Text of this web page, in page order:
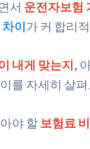
서 운전자보험
이가 커 합리
내게 맞는지,
를 자세히 살
야 할보험료